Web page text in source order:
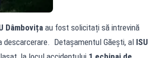
Dâmbovița au fost solicitați să intrevină
descarcerare. Detașamentul Găești, al ISU